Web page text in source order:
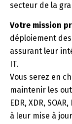
secteur de la
Votre mission
déploiement
assurant leur
IT.
Vous serez en
maintenir les
EDR, XDR,
à leur mise à